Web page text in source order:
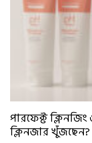
পারফেক্ট
ক্লিনজার খুঁজছেন?